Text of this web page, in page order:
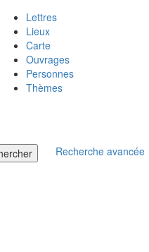
Lettres
Lieux
Carte
Ouvrages
Personnes
Thèmes
Recherche avancée